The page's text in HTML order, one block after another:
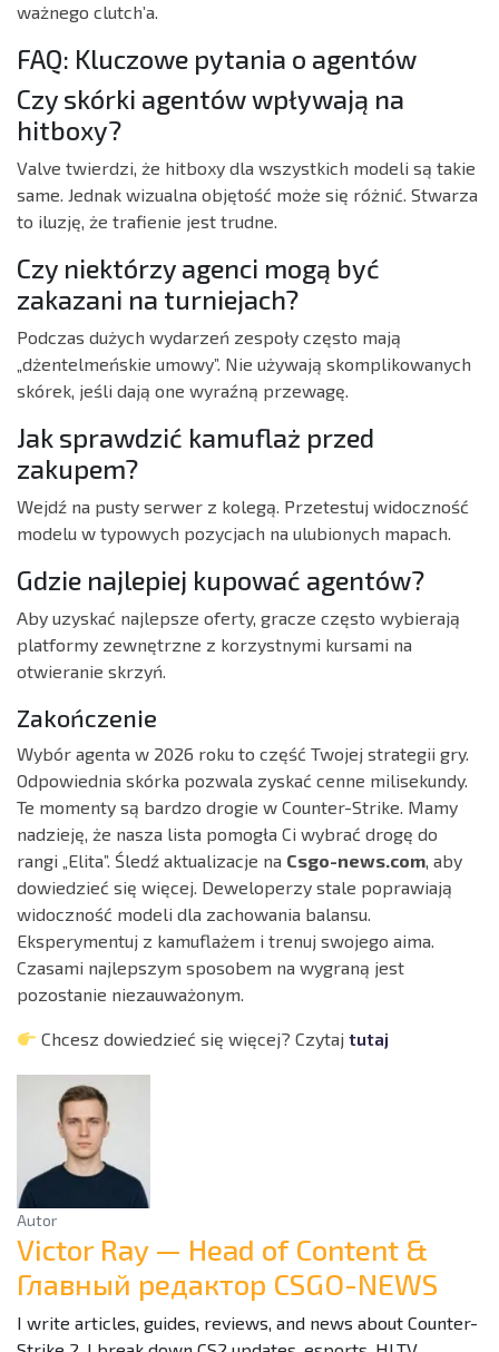
ważnego clutch’a.
FAQ: Kluczowe pytania o agentów
Czy skórki agentów wpływają na
hitboxy?
Valve twierdzi, że hitboxy dla wszystkich modeli są takie
same. Jednak wizualna objętość może się różnić. Stwarza
to iluzję, że trafienie jest trudne.
Czy niektórzy agenci mogą być
zakazani na turniejach?
Podczas dużych wydarzeń zespoły często mają
„dżentelmeńskie umowy”. Nie używają skomplikowanych
skórek, jeśli dają one wyraźną przewagę.
Jak sprawdzić kamuflaż przed
zakupem?
Wejdź na pusty serwer z kolegą. Przetestuj widoczność
modelu w typowych pozycjach na ulubionych mapach.
Gdzie najlepiej kupować agentów?
Aby uzyskać najlepsze oferty, gracze często wybierają
platformy zewnętrzne z korzystnymi kursami na
otwieranie skrzyń.
Zakończenie
Wybór agenta w 2026 roku to część Twojej strategii gry.
Odpowiednia skórka pozwala zyskać cenne milisekundy.
Te momenty są bardzo drogie w Counter-Strike. Mamy
nadzieję, że nasza lista pomogła Ci wybrać drogę do
rangi „Elita”. Śledź aktualizacje na Csgo-news.com, aby
dowiedzieć się więcej. Deweloperzy stale poprawiają
widoczność modeli dla zachowania balansu.
Eksperymentuj z kamuflażem i trenuj swojego aima.
Czasami najlepszym sposobem na wygraną jest
pozostanie niezauważonym.
Chcesz dowiedzieć się więcej? Czytajtutaj
Autor
Victor Ray — Head of Content &
Главный редактор CSGO-NEWS
I write articles, guides, reviews, and news about Counter-